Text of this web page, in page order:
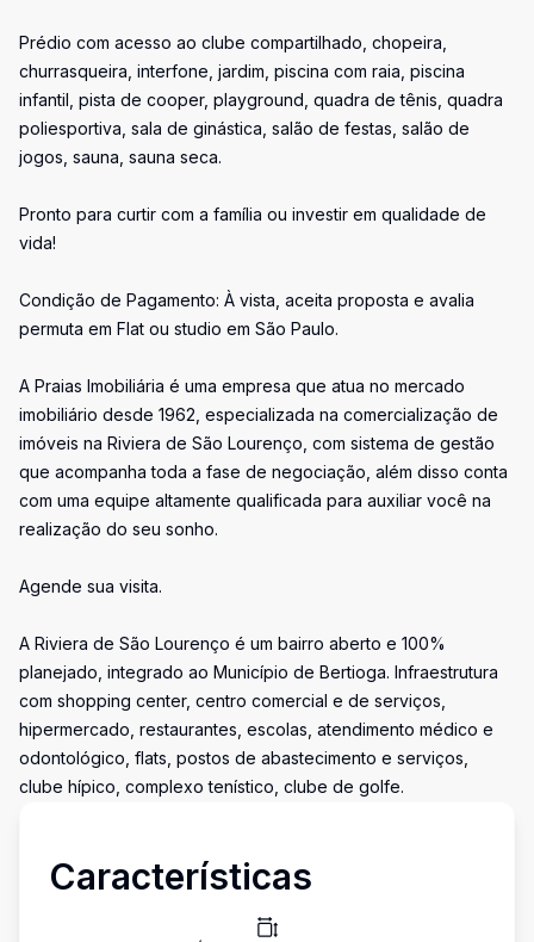
Prédio com acesso ao clube compartilhado, chopeira,
churrasqueira, interfone, jardim, piscina com raia, piscina
infantil, pista de cooper, playground, quadra de tênis, quadra
poliesportiva, sala de ginástica, salão de festas, salão de
jogos, sauna, sauna seca.
Pronto para curtir com a família ou investir em qualidade de
vida!
Condição de Pagamento: À vista, aceita proposta e avalia
permuta em Flat ou studio em São Paulo.
A Praias Imobiliária é uma empresa que atua no mercado
imobiliário desde 1962, especializada na comercialização de
imóveis na Riviera de São Lourenço, com sistema de gestão
que acompanha toda a fase de negociação, além disso conta
com uma equipe altamente qualificada para auxiliar você na
realização do seu sonho.
Agende sua visita.
A Riviera de São Lourenço é um bairro aberto e 100%
planejado, integrado ao Município de Bertioga. Infraestrutura
com shopping center, centro comercial e de serviços,
hipermercado, restaurantes, escolas, atendimento médico e
odontológico, flats, postos de abastecimento e serviços,
clube hípico, complexo tenístico, clube de golfe.
Características